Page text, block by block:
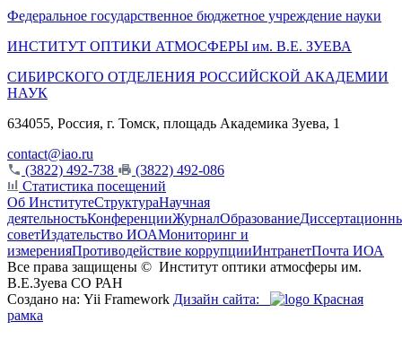
Федеральное государственное бюджетное учреждение науки
ИНСТИТУТ ОПТИКИ АТМОСФЕРЫ им. В.Е. ЗУЕВА
СИБИРСКОГО ОТДЕЛЕНИЯ РОССИЙСКОЙ АКАДЕМИИ
НАУК
634055, Россия, г. Томск, площадь Академика Зуева, 1
contact@iao.ru
(3822) 492-738
(3822) 492-086
Статистика посещений
Об ИнститутеСтруктураНаучная
деятельностьКонференцииЖурналОбразование
советИздательство ИОАМониторинг и
измеренияПротиводействие коррупцииИнтранетПочта ИОА
Все права защищены © Институт оптики атмосферы им.
В.Е.Зуева СО РАН
Создано на: Yii Framework Дизайн сайта:
Красная
рамка